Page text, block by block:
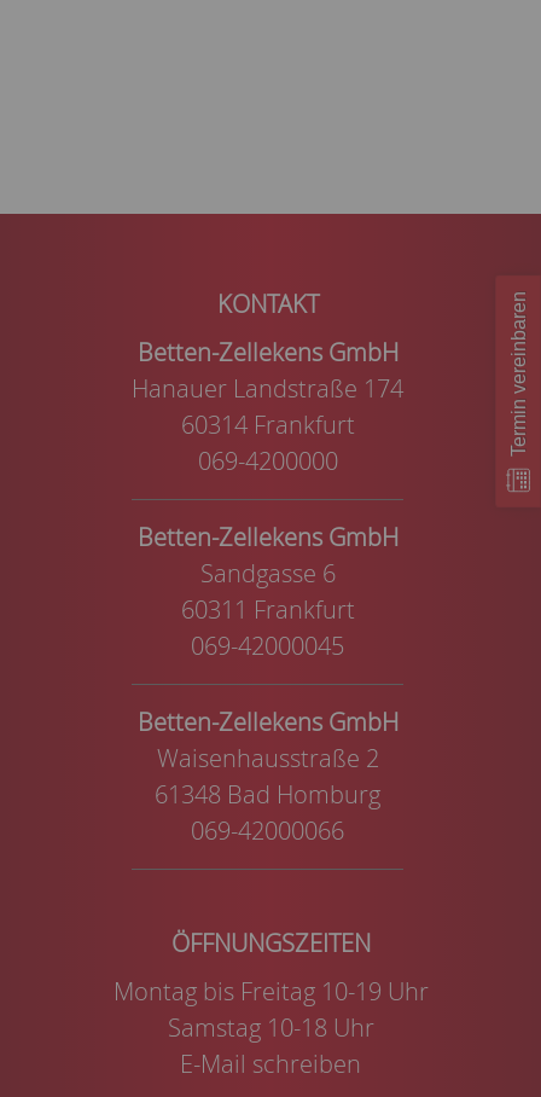
Betten-Zellekens GmbH
Hanauer Landstraße 174
60314 Frankfurt
069-4200000
Betten-Zellekens GmbH
Sandgasse 6
60311 Frankfurt
069-42000045
Betten-Zellekens GmbH
Waisenhausstraße 2
61348 Bad Homburg
069-42000066
Montag bis Freitag 10-19 Uhr
Samstag 10-18 Uhr
E-Mail schreiben
Termin vereinbaren